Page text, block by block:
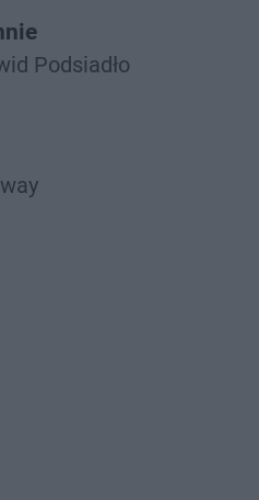
Podsiadło